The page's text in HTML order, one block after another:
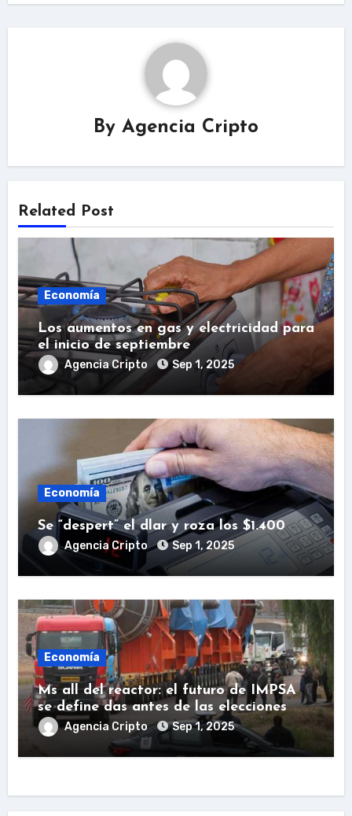
By Agencia Cripto
Related Post
Economía
Los aumentos en gas y electricidad para
el inicio de septiembre
Agencia Cripto Sep 1, 2025
Economía
Se “despert” el dlar y roza los $1.400
Agencia Cripto Sep 1, 2025
Economía
Ms all del reactor: el futuro de IMPSA
se define das antes de las elecciones
Agencia Cripto Sep 1, 2025